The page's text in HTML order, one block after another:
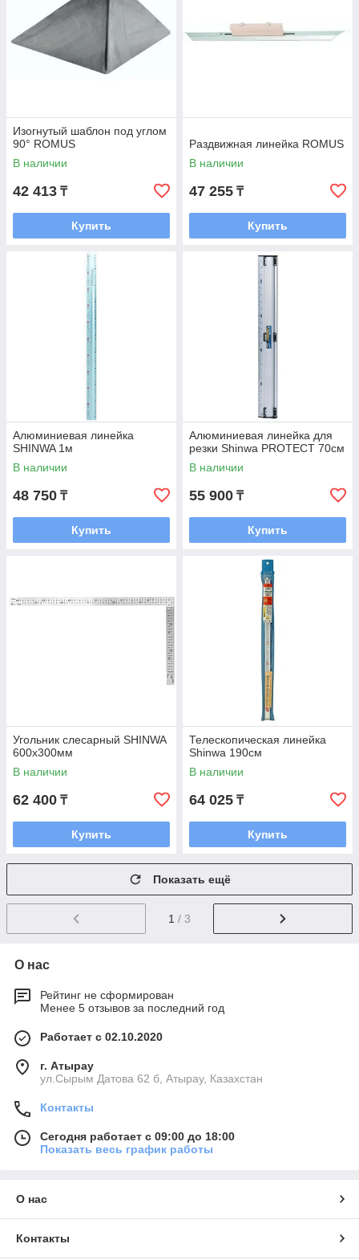
Изогнутый шаблон под углом
90° ROMUS
В наличии
42 413 ₸
Купить
Раздвижная линейка ROMUS
В наличии
47 255 ₸
Купить
Алюминиевая линейка
SHINWA 1м
В наличии
48 750 ₸
Купить
Алюминиевая линейка для
резки Shinwa PROTECT 70см
В наличии
55 900 ₸
Купить
Угольник слесарный SHINWA
600x300мм
В наличии
62 400 ₸
Купить
Телескопическая линейка
Shinwa 190см
В наличии
64 025 ₸
Купить
Показать ещё
1 / 3
О нас
Рейтинг не сформирован
Менее 5 отзывов за последний год
Работает с 02.10.2020
г. Атырау
ул.Сырым Датова 62 б, Атырау, Казахстан
Контакты
Сегодня работает с 09:00 до 18:00
Показать весь график работы
О нас
Контакты